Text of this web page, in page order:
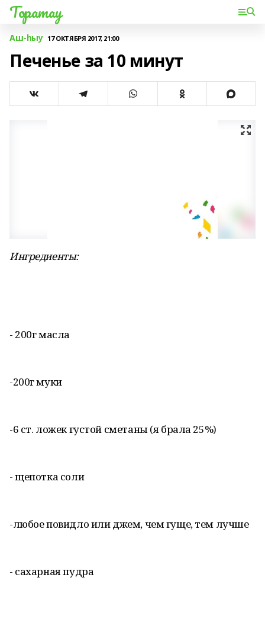
Торатау
Аш-һыу 17 ОКТЯБРЯ 2017, 21:00
Печенье за 10 минут
Ингредиенты:
- 200г масла
-200г муки
-6 ст. ложек густой сметаны (я брала 25%)
- щепотка соли
-любое повидло или джем, чем гуще, тем лучше
- сахарная пудра